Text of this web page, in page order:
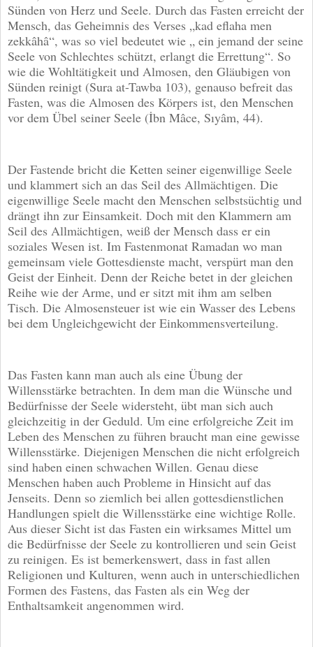
Sünden von Herz und Seele. Durch das Fasten erreicht der
Mensch, das Geheimnis des Verses „kad eflaha men
zekkâhâ“, was so viel bedeutet wie „ ein jemand der seine
Seele von Schlechtes schützt, erlangt die Errettung“. So
wie die Wohltätigkeit und Almosen, den Gläubigen von
Sünden reinigt (Sura at-Tawba 103), genauso befreit das
Fasten, was die Almosen des Körpers ist, den Menschen
vor dem Übel seiner Seele (İbn Mâce, Sıyâm, 44).
Der Fastende bricht die Ketten seiner eigenwillige Seele
und klammert sich an das Seil des Allmächtigen. Die
eigenwillige Seele macht den Menschen selbstsüchtig und
drängt ihn zur Einsamkeit. Doch mit den Klammern am
Seil des Allmächtigen, weiß der Mensch dass er ein
soziales Wesen ist. Im Fastenmonat Ramadan wo man
gemeinsam viele Gottesdienste macht, verspürt man den
Geist der Einheit. Denn der Reiche betet in der gleichen
Reihe wie der Arme, und er sitzt mit ihm am selben
Tisch. Die Almosensteuer ist wie ein Wasser des Lebens
bei dem Ungleichgewicht der Einkommensverteilung.
Das Fasten kann man auch als eine Übung der
Willensstärke betrachten. In dem man die Wünsche und
Bedürfnisse der Seele widersteht, übt man sich auch
gleichzeitig in der Geduld. Um eine erfolgreiche Zeit im
Leben des Menschen zu führen braucht man eine gewisse
Willensstärke. Diejenigen Menschen die nicht erfolgreich
sind haben einen schwachen Willen. Genau diese
Menschen haben auch Probleme in Hinsicht auf das
Jenseits. Denn so ziemlich bei allen gottesdienstlichen
Handlungen spielt die Willensstärke eine wichtige Rolle.
Aus dieser Sicht ist das Fasten ein wirksames Mittel um
die Bedürfnisse der Seele zu kontrollieren und sein Geist
zu reinigen. Es ist bemerkenswert, dass in fast allen
Religionen und Kulturen, wenn auch in unterschiedlichen
Formen des Fastens, das Fasten als ein Weg der
Enthaltsamkeit angenommen wird.